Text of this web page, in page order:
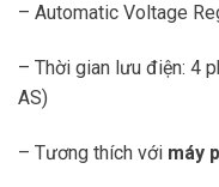
– Automatic Voltage
– Thời gian lưu điện: 4
AS)
– Tương thích với máy